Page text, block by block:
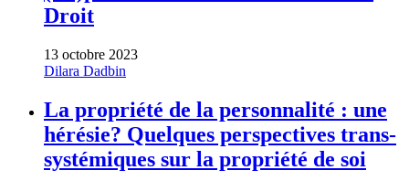
Droit
13 octobre 2023
Dilara Dadbin
La propriété de la personnalité : une
hérésie? Quelques perspectives trans-
systémiques sur la propriété de soi